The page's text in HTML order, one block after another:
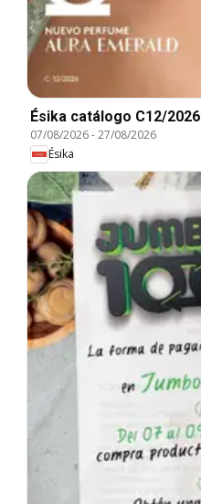
Ésika catálogo C12/2026
07/08/2026-27/08/2026
Ésika